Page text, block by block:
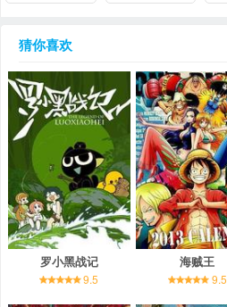
猜你喜欢
罗小黑战记
9.5
海贼王
9.5